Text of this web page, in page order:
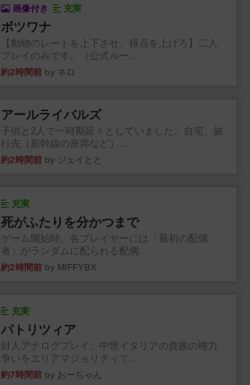
画像付き 充実
ボツワナ
【動物のレートを上下させ、得点を上げろ】二人
プレイのみです。（公式ルー...
約2時間前 by ネロ
アールライバルズ
子供と2人で一時期延々としていました。自宅、旅
行先（新幹線の座席など）...
約2時間前 by ジェイとと
充実
死がふたりを分かつまで
ゲーム開始時、各プレイヤーには「最初の配偶
者」がランダムに配られる配偶...
約2時間前 by MIFFYBX
充実
パトリツィア
対人アナログプレイ。中世イタリアの貴族の権力
争いをエリアマジョリティで...
約7時間前 by おーちゃん